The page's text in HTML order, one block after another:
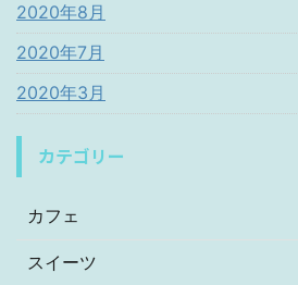
2020年8月
2020年7月
2020年3月
カテゴリー
カフェ
スイーツ